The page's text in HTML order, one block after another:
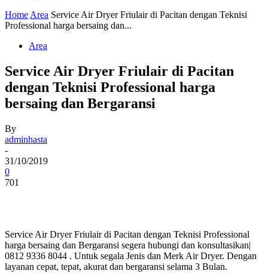
Home Area Service Air Dryer Friulair di Pacitan dengan Teknisi
Professional harga bersaing dan...
Area
Service Air Dryer Friulair di Pacitan
dengan Teknisi Professional harga
bersaing dan Bergaransi
By
adminhasta
-
31/10/2019
0
701
Service Air Dryer Friulair di Pacitan dengan Teknisi Professional
harga bersaing dan Bergaransi segera hubungi dan konsultasikan|
0812 9336 8044 . Untuk segala Jenis dan Merk Air Dryer. Dengan
layanan cepat, tepat, akurat dan bergaransi selama 3 Bulan.